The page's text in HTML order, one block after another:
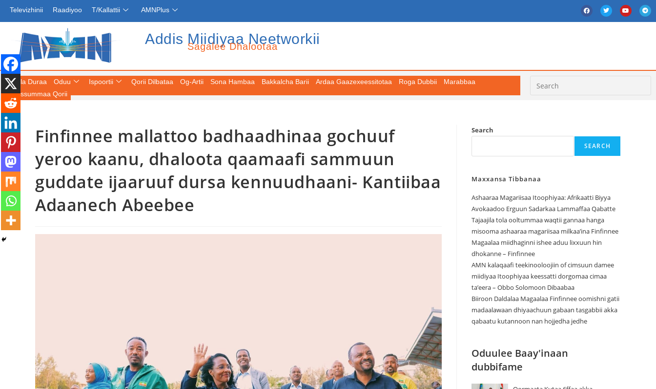
Televizhinii Raadiyoo T/Kallattii AMNPlus
Addis Miidiyaa Neetworkii
Sagalee Dhalootaa
Fuula Duraa Oduu
Ashaaraa Magariisaa Itoophiyaa:
Ispoortii Qorii Dilbataa Og-Artii Sona Hambaa Bakkalcha Barii Ardaa Gaazexeessitotaa Roga Dubbii
Marabbaa
Keessummaa Qorii
Finfinnee mallattoo badhaadhinaa gochuuf
yeroo kaanu, dhaloota qaamaafi sammuun
guddate ijaaruuf dursa kennuudhaani- Kantiibaa
Adaanech Abeebee
Search
SEARCH
Maxxansa Tibbanaa
Ashaaraa Magariisaa Itoophiyaa: Afrikaatti Biyya
Avokaadoo Erguun Sadarkaa Lammaffaa Qabatte
Tajaajila tola ooltummaa waqtii gannaa hanga
misooma ashaaraa magariisaa milkaa’ina Finfinnee
Magaalaa miidhaginni ishee aduu lixxuun hin
dhokanne – Finfinnee
‎AMN kalaqaafi teekinooloojiin of cimsuun damee
miidiyaa Itoophiyaa keessatti dorgomaa cimaa
ta’eera – Obbo Solomoon Dibaabaa
Biiroon Daldalaa Magaalaa Finfinnee oomishni gatii
madaalawaan dhiyaachuun gabaan tasgabbii akka
qabaatu kutannoon nan hojjedha jedhe
Oduulee Baay'inaan
dubbifame